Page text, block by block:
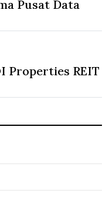
Pusat Data
Properties REIT